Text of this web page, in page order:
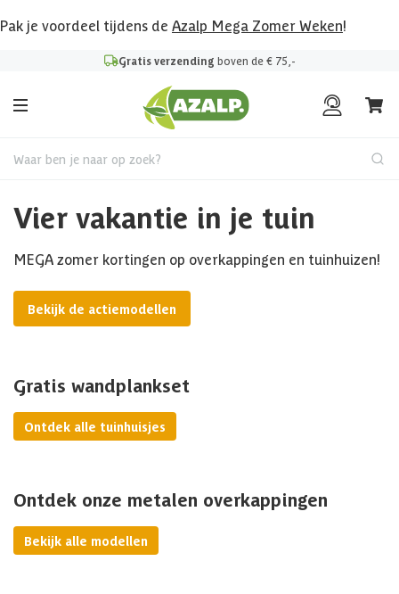
Pak je voordeel tijdens de Azalp Mega Zomer Weken!
Gratis verzending boven de € 75,-
Waar ben je naar op zoek?
Vier vakantie in je tuin
MEGA zomer kortingen op overkappingen en tuinhuizen!
Bekijk de actiemodellen
Gratis wandplankset
Ontdek alle tuinhuisjes
Ontdek onze metalen overkappingen
Bekijk alle modellen